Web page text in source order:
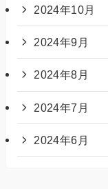
2024年10月
2024年9月
2024年8月
2024年7月
2024年6月